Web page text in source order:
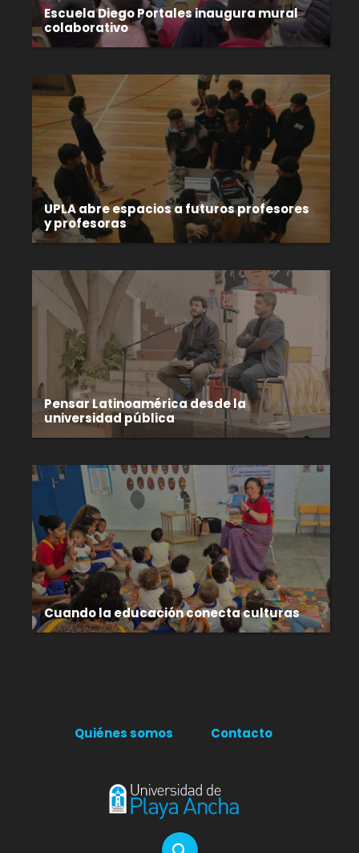
Escuela Diego Portales inaugura mural
colaborativo
UPLA abre espacios a futuros profesores
y profesoras
Pensar Latinoamérica desde la
universidad pública
Cuando la educación conecta culturas
Quiénes somos Contacto